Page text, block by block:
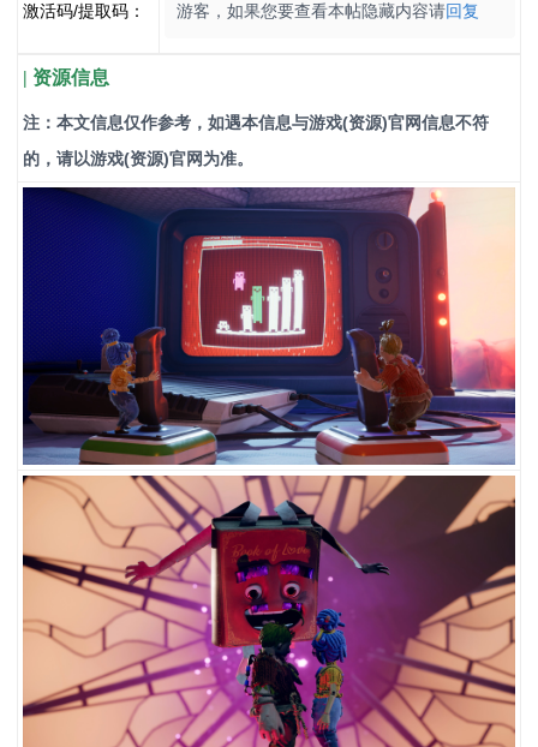
激活码/提取码： 游客，如果您要查看本帖隐藏内容请回复
| 资源信息
注：本文信息仅作参考，如遇本信息与游戏(资源)官网信息不符
的，请以游戏(资源)官网为准。